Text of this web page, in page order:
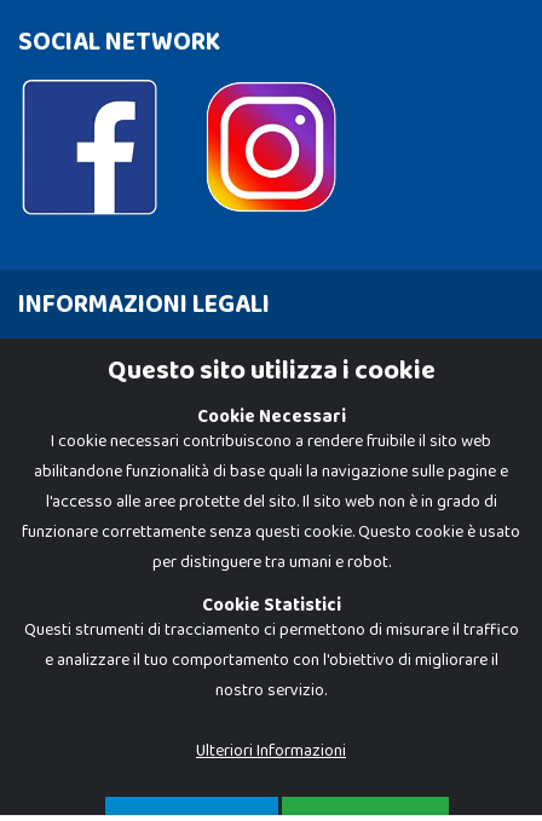
SOCIAL NETWORK
INFORMAZIONI LEGALI
Cookie Policy
Dadi e Mattoncini è un brand di Giocabene Srl. Ogni riproduzione o utilizzo non
I prezzi e le promozioni pubblicate potrebbero differire da quanto esposto in
P.IVA 02608090425 - REA AN201199 - C.S. 10.000 i.v.
Questo sito utilizza i cookie
Cookie Necessari
I cookie necessari contribuiscono a rendere fruibile il sito web
abilitandone funzionalità di base quali la navigazione sulle pagine e
l'accesso alle aree protette del sito. Il sito web non è in grado di
funzionare correttamente senza questi cookie. Questo cookie è usato
per distinguere tra umani e robot.
Cookie Statistici
Questi strumenti di tracciamento ci permettono di misurare il traffico
e analizzare il tuo comportamento con l'obiettivo di migliorare il
nostro servizio.
Ulteriori Informazioni